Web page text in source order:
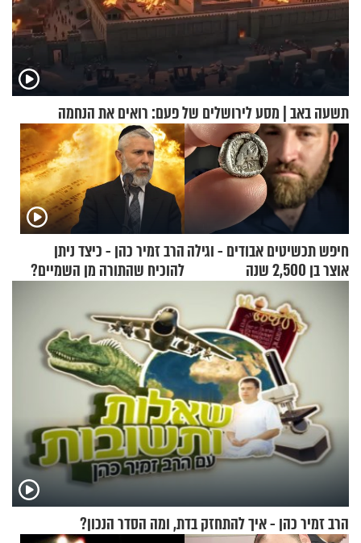
תשעה באב | מסע לירושלים של פעם: רואים את הנחמה
חיפש תכשיטים אבודים - וגילה
אוצר בן 2,500 שנה
הרב זמיר כהן - כיצד ניתן
להוכיח שהתורה מן השמיים?
הרב זמיר כהן - איך להתחזק בדת, ומה הסדר הנכון?